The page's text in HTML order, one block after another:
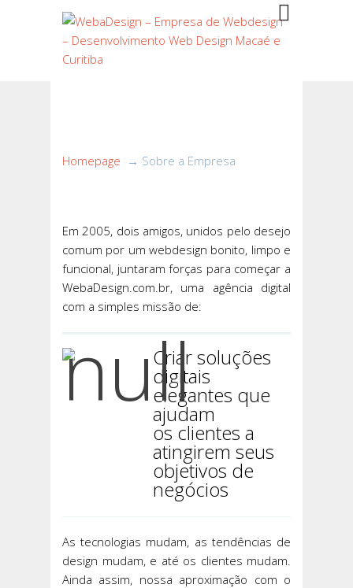
Homepage → Sobre a Empresa
Em 2005, dois amigos, unidos pelo desejo
comum por um webdesign bonito, limpo e
funcional, juntaram forças para começar a
WebaDesign.com.br, uma agência digital
com a simples missão de:
Criar soluções
digitais
elegantes que
ajudam
os clientes a
atingirem seus
objetivos de
negócios
As tecnologias mudam, as tendências de
design mudam, e até os clientes mudam.
Ainda assim, nossa aproximação com o